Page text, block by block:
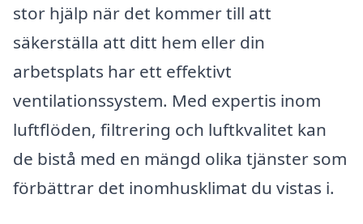
stor hjälp när det kommer till att
säkerställa att ditt hem eller din
arbetsplats har ett effektivt
ventilationssystem. Med expertis inom
luftflöden, filtrering och luftkvalitet kan
de bistå med en mängd olika tjänster som
förbättrar det inomhusklimat du vistas i.